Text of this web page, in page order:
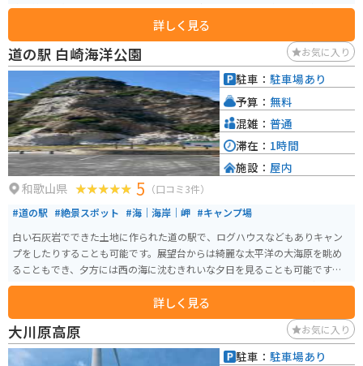
水平線を一望できる見晴らしの良さや、夕方には「夕陽100選」にも選ばれた
美しい夕陽を見ることができます。また、白崎海洋公園は和歌山県立自然公
園としても指定されており、自然の美しさを保護しながら多くの訪問者に開
放されています。 公園内には87台の駐車スペースがあります。公園では、地
元の海産物を使った食事も楽しむことができ、あかもく丼やしらす丼、えび
カツバーガーなどもあります。道の駅 白崎海洋公園から徒歩5分くらいのとこ
ろにあるので、アクセスは良好です。
詳しく見る
道の駅 白崎海洋公園 お気に入り
和歌山県 5 （口コミ3件）
#道の駅 #絶景スポット #海｜海岸｜岬 #キャンプ場
白い石灰岩でできた土地に作られた道の駅で、ログハウスなどもありキャン
プをしたりすることも可能です。展望台からは綺麗な太平洋の大海原を眺め
ることもでき、夕方には西の海に沈むきれいな夕日を見ることも可能です。夜
には肉眼で天の川を見ることもできるスポットにもなっています。 ダイビン
グやオートキャンプ場を兼ね備えた観光施設となっており、公園全体が白い
石灰岩で囲まれ、青い海と白い岩のコントラストが印象的です。白さの正体
は、2億5千万年以上前の古生代ペルム紀に形成された石灰岩が周辺一帯に広
がっています。
詳しく見る
駐車： 駐車場あり
予算： 無料
混雑： 普通
滞在： 1時間
施設： 屋内
大川原高原 お気に入り
駐車： 駐車場あり